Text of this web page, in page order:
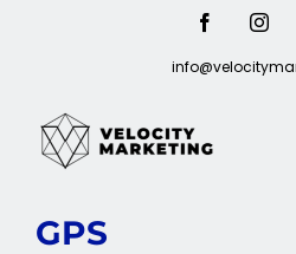
Facebook
GPS